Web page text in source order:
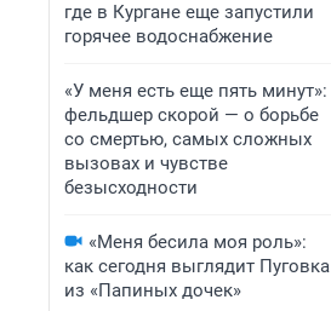
где в Кургане еще запустили
горячее водоснабжение
«У меня есть еще пять минут»:
фельдшер скорой — о борьбе
со смертью, самых сложных
вызовах и чувстве
безысходности
«Меня бесила моя роль»:
как сегодня выглядит Пуговка
из «Папиных дочек»